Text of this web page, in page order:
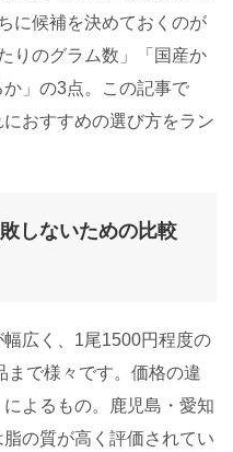
に候補を決めておくのが
りのグラム数」「国産か
」の3点。この記事で
おすすめの選び方をラン
しないための比較
広く、1尾1500円程度の
まで様々です。価格の違
よるもの。鹿児島・愛知
の質が高く評価されてい